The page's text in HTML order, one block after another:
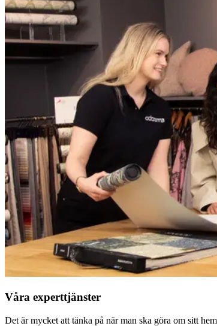
Våra experttjänster
Det är mycket att tänka på när man ska göra om sitt